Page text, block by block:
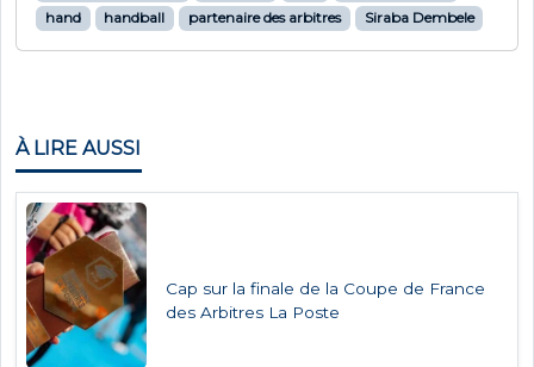
hand
handball partenaire des arbitres Siraba Dembele
À LIRE AUSSI
Cap sur la finale de la Coupe de France
des Arbitres La Poste